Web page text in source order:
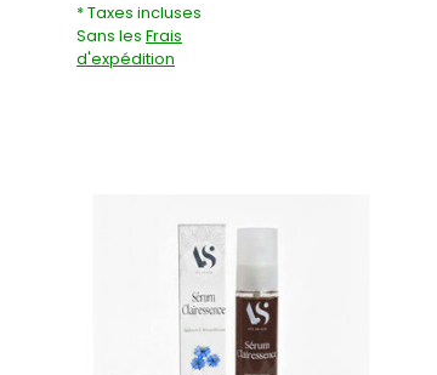
* Taxes incluses
Sans les Frais
d'expédition